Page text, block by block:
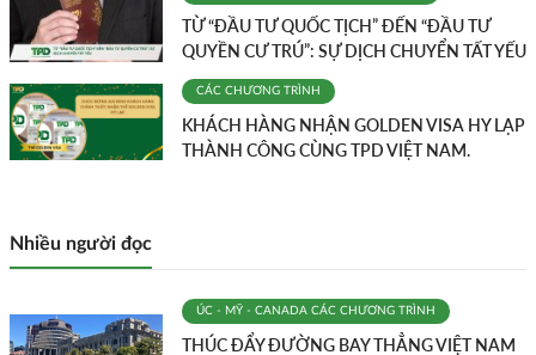
TỪ “ĐẦU TƯ QUỐC TỊCH” ĐẾN “ĐẦU TƯ
QUYỀN CƯ TRÚ”: SỰ DỊCH CHUYỂN TẤT YẾU
CÁC CHƯƠNG TRÌNH
KHÁCH HÀNG NHẬN GOLDEN VISA HY LẠP
THÀNH CÔNG CÙNG TPD VIỆT NAM.
Nhiều người đọc
ÚC - MỸ - CANADA CÁC CHƯƠNG TRÌNH
THÚC ĐẨY ĐƯỜNG BAY THẲNG VIỆT NAM